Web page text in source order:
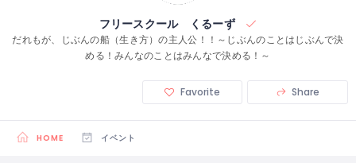
フリースクール くるーず
だれもが、じぶんの船（生き方）の主人公！！～じぶんのことはじぶんで決
める！みんなのことはみんなで決める！～
Favorite Share
HOME イベント